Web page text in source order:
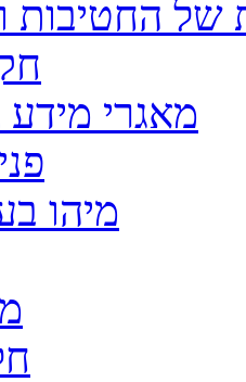
של החטיבות
מאגרי מידע
מיהו